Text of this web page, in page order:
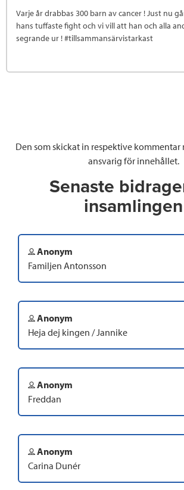
Varje år drabbas 300 barn av cancer ! Just nu
hans tuffaste fight och vi vill att han och alla
segrande ur ! #tillsammansärvistarkast
Den som skickat in respektive
ansvarig för innehållet.
Senaste
insamlingen
Anonym
Familjen Antonsson
Anonym
Heja dej kingen / Jannike
Anonym
Freddan
Anonym
Carina Dunér